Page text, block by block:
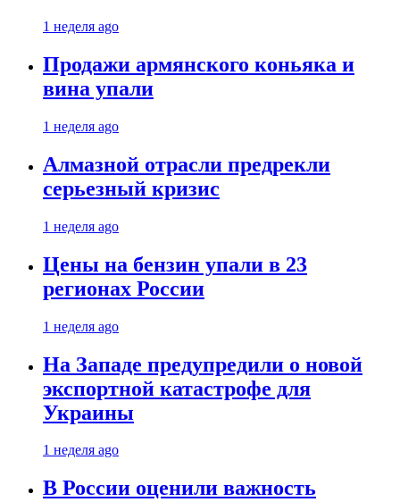
1 неделя ago
Продажи армянского коньяка и
вина упали
1 неделя ago
Алмазной отрасли предрекли
серьезный кризис
1 неделя ago
Цены на бензин упали в 23
регионах России
1 неделя ago
На Западе предупредили о новой
экспортной катастрофе для
Украины
1 неделя ago
В России оценили важность